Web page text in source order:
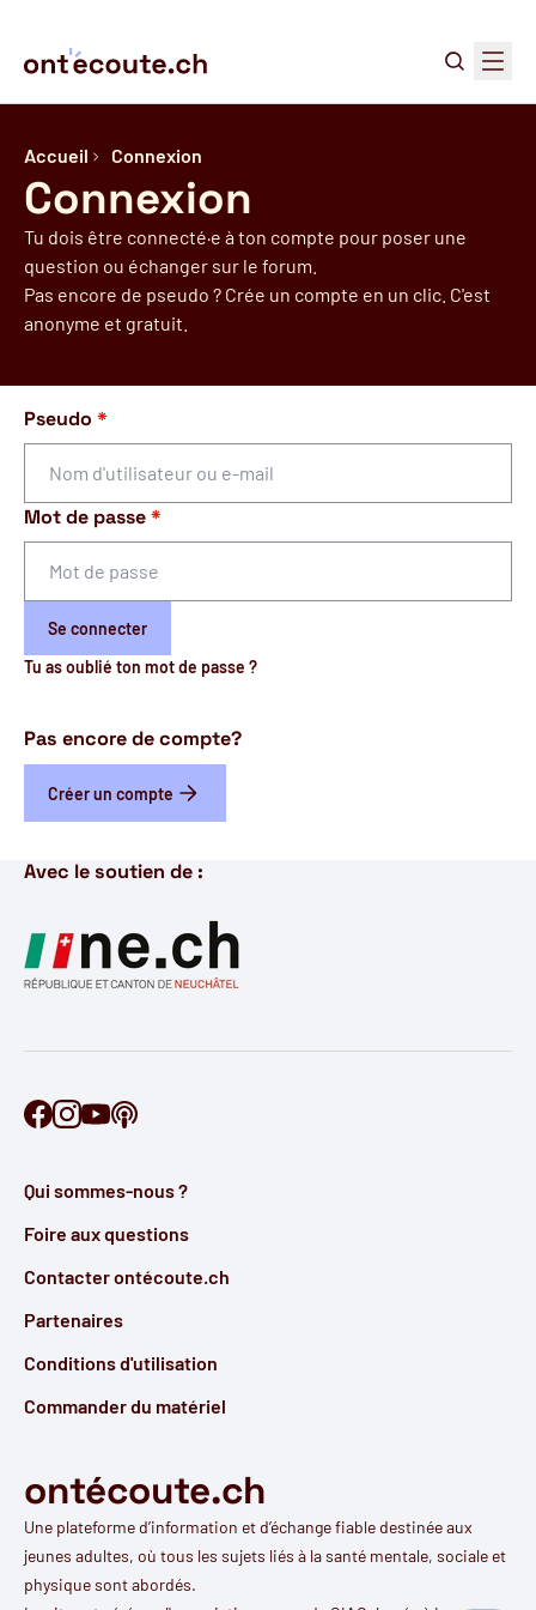
Menu
Accueil Connexion
Connexion
Tu dois être connecté·e à ton compte pour poser une
question ou échanger sur le forum.
Pas encore de pseudo ? Crée un compte en un clic. C'est
anonyme et gratuit.
Pseudo *
Mot de passe*
Se connecter
Tu as oublié ton mot de passe ?
Pas encore de compte?
Créer un compte
Avec le soutien de :
Retrouve Ontécoute sur Facebook
Retrouve Ontécoute sur Instagram
Retrouve Ontécoute sur YouTube
Qui sommes-nous ?
Foire aux questions
Contacter ontécoute.ch
Partenaires
Conditions d'utilisation
Commander du matériel
ontécoute.ch
Une plateforme d’information et d’échange fiable destinée aux
jeunes adultes, où tous les sujets liés à la santé mentale, sociale et
physique sont abordés.